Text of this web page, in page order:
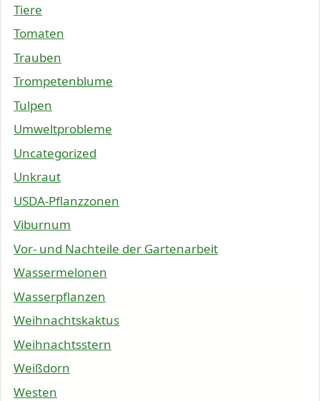
Tiere
Tomaten
Trauben
Trompetenblume
Tulpen
Umweltprobleme
Uncategorized
Unkraut
USDA-Pflanzzonen
Viburnum
Vor- und Nachteile der Gartenarbeit
Wassermelonen
Wasserpflanzen
Weihnachtskaktus
Weihnachtsstern
Weißdorn
Westen